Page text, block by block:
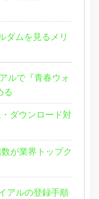
ダムを見るメリ
ルで『青春ウォ
る
ダウンロード対
が業界トップク
アルの登録手順